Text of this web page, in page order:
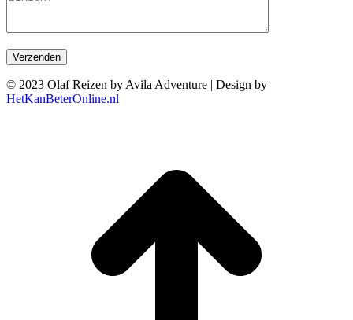
© 2023 Olaf Reizen by Avila Adventure | Design by
HetKanBeterOnline.nl